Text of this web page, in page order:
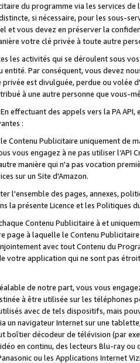
du programme via les services
si nécessaire, pour les sous-
et vous devez en préserver la
votre clé privée à toute autre
les activités qui se déroulent sous
Par conséquent, vous devez
est divulguée, perdue ou volée
à une autre personne que vous-
En effectuant des appels vers la PA
:
Contenu Publicitaire uniquement de
vous engagez à ne pas utiliser l’API
manière qui n'a pas vocation
sur un Site d'Amazon.
l'ensemble des pages, annexes,
la présente Licence et les Politiques
Contenu Publicitaire à et
page à laquelle le Contenu
avec tout Contenu du
votre application qui ne sont pas
de notre part, vous vous
à être utilisée sur les téléphones
avec de tels dispositifs, mais
un navigateur Internet sur une
boîtier décodeur de télévision (par
en continu, des lecteurs Blu-ray
ou les Applications Internet